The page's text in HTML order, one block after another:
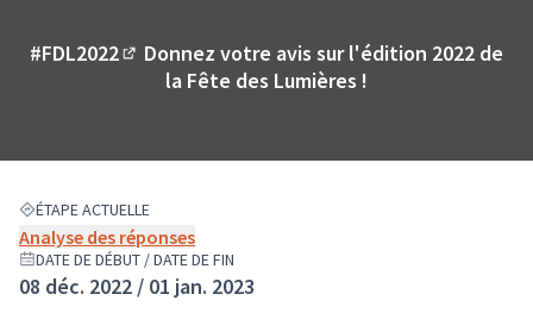
#FDL2022
(Lien externe)
Donnez votre avis sur l'édition 2022 de
la Fête des Lumières !
ÉTAPE ACTUELLE
Analyse des réponses
DATE DE DÉBUT / DATE DE FIN
08 déc. 2022 / 01 jan. 2023